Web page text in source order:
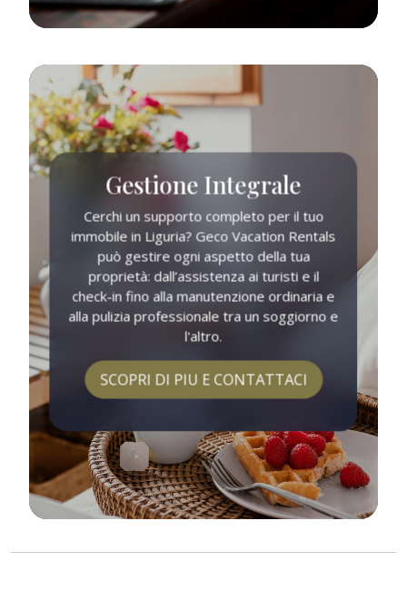
Gestione Integrale
Cerchi un supporto completo per il tuo
immobile in Liguria? Geco Vacation Rentals
può gestire ogni aspetto della tua
proprietà: dall’assistenza ai turisti e il
check-in fino alla manutenzione ordinaria e
alla pulizia professionale tra un soggiorno e
l'altro.
SCOPRI DI PIU E CONTATTACI